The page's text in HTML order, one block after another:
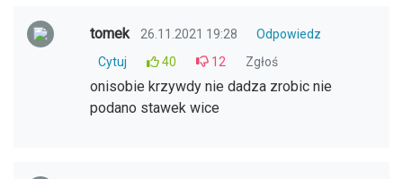
tomek 26.11.2021 19:28
Odpowiedz
Cytuj
40 12 Zgłoś
onisobie krzywdy nie dadza zrobic nie
podano stawek wice